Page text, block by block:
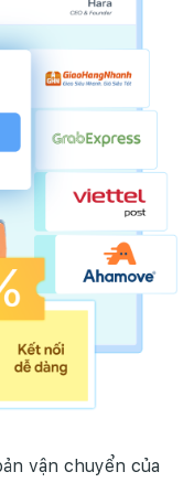
vận chuyển của